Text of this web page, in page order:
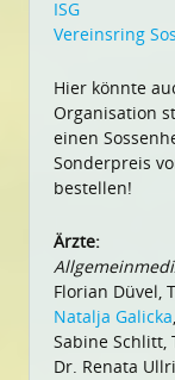
ISG
Vereinsring
Hier könnte
Organisation
einen
Sonderpreis
bestellen!
Ärzte:
Florian Düvel,
Natalja Galicka
Sabine Schlitt,
Dr. Renata